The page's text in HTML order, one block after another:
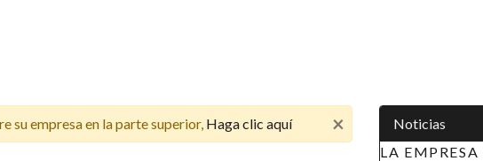
×
su empresa en la parte superior, Haga clic aquí
Noticias
LA EMPRESA GEPSING